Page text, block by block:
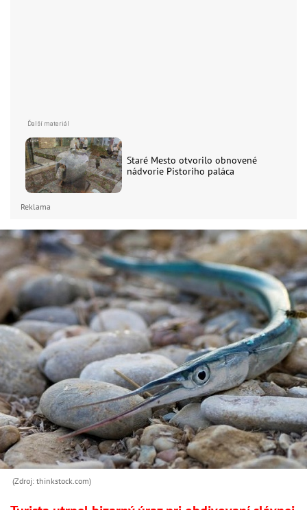
Staré Mesto otvorilo obnovené
nádvorie Pistoriho paláca
Reklama
(Zdroj: thinkstock.com)